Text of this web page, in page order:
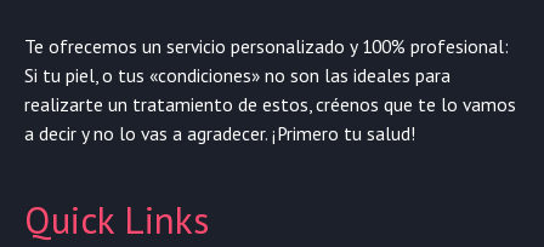
Te ofrecemos un servicio personalizado y 100% profesional:
Si tu piel, o tus «condiciones» no son las ideales para
realizarte un tratamiento de estos, créenos que te lo vamos
a decir y no lo vas a agradecer. ¡Primero tu salud!
Quick Links